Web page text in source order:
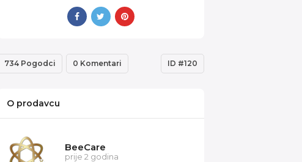
734 Pogodci 0 Komentari ID #120
O prodavcu
BeeCare
prije 2 godina